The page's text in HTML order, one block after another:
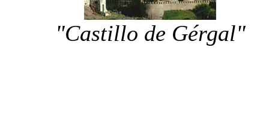
"Castillo de Gérgal"